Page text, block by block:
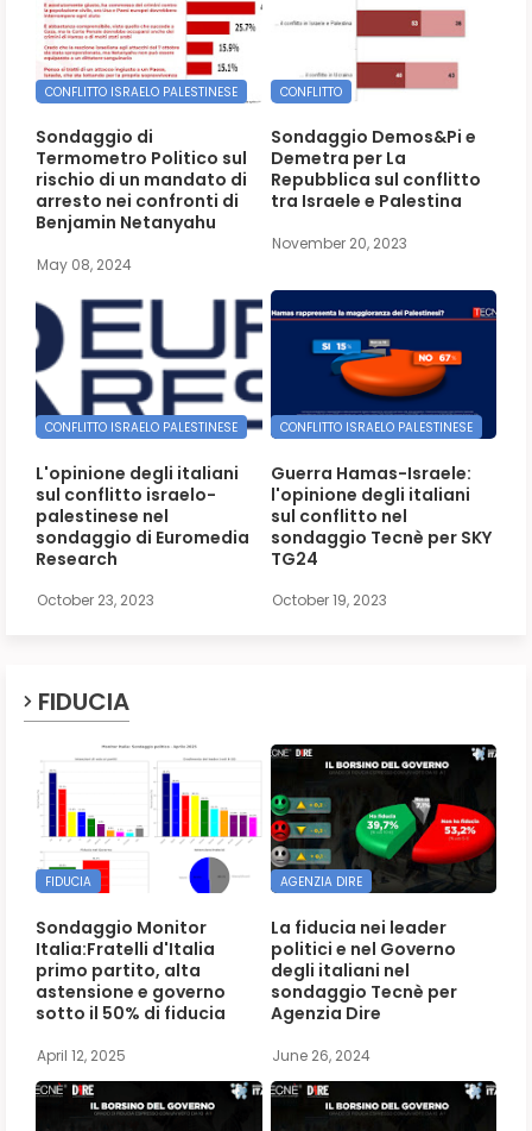
CONFLITTO ISRAELO PALESTINESE
Sondaggio di
Termometro Politico sul
rischio di un mandato di
arresto nei confronti di
Benjamin Netanyahu
May 08, 2024
CONFLITTO
Sondaggio Demos&Pi e
Demetra per La
Repubblica sul conflitto
tra Israele e Palestina
November 20, 2023
CONFLITTO ISRAELO PALESTINESE
L'opinione degli italiani
sul conflitto israelo-
palestinese nel
sondaggio di Euromedia
Research
October 23, 2023
CONFLITTO ISRAELO PALESTINESE
Guerra Hamas-Israele:
l'opinione degli italiani
sul conflitto nel
sondaggio Tecnè per SKY
TG24
October 19, 2023
FIDUCIA
FIDUCIA
Sondaggio Monitor
Italia:Fratelli d'Italia
primo partito, alta
astensione e governo
sotto il 50% di fiducia
April 12, 2025
AGENZIA DIRE
La fiducia nei leader
politici e nel Governo
degli italiani nel
sondaggio Tecnè per
Agenzia Dire
June 26, 2024